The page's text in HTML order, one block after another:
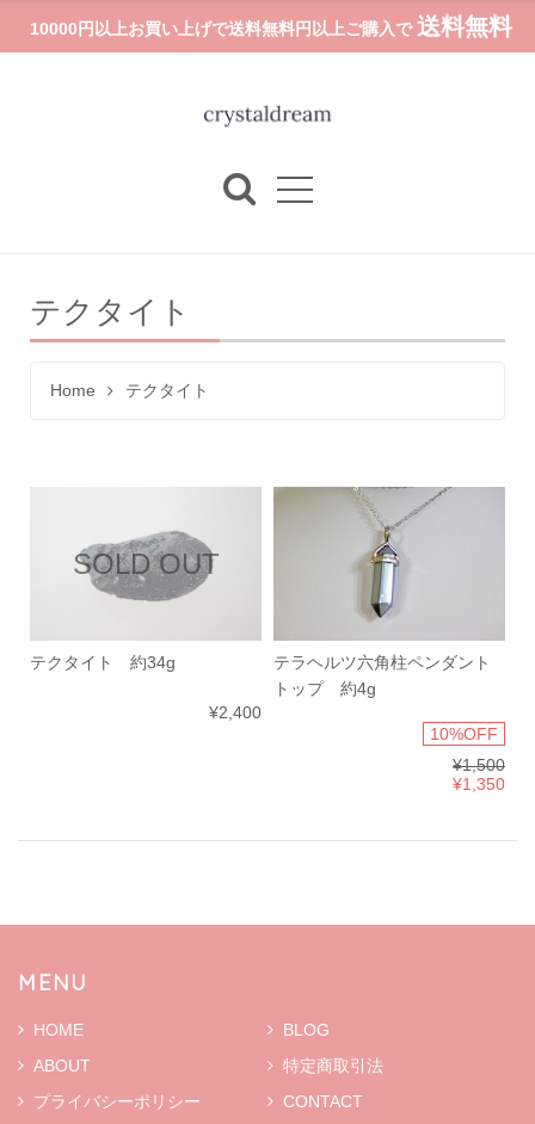
10000円以上お買い上げで送料無料円以上ご購入で 送料無料
テクタイト
Home テクタイト
SOLD OUT
テクタイト 約34g
¥2,400
テラヘルツ六角柱ペンダント
トップ 約4g
10%OFF
¥1,500
¥1,350
MENU
HOME
BLOG
ABOUT
特定商取引法
プライバシーポリシー
CONTACT